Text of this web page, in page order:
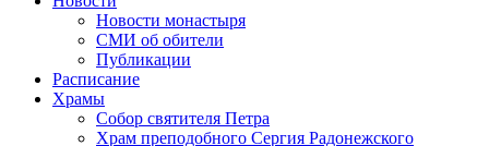
Новости монастыря
СМИ об обители
Публикации
Расписание
Храмы
Собор святителя Петра
Храм преподобного Сергия Радонежского